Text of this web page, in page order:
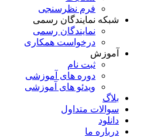
فرم نظرسنجی
شبکه نمایندگان رسمی
نمایندگان رسمی
درخواست همکاری
آموزش
ثبت نام
دوره های آموزشی
ویدئو های آموزشی
بلاگ
سوالات متداول
دانلود
درباره ما